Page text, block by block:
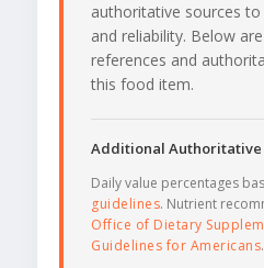
authoritative sources
and reliability. Below
references and
this food item.
Additional Authoritative
Daily value percentages
guidelines. Nutrient
Office of Dietary
Guidelines for Americans.